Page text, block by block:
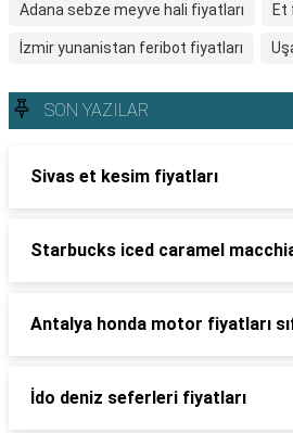
Adana sebze meyve hali fiyatları Et
İzmir yunanistan feribot fiyatları
SON YAZILAR
Sivas et kesim fiyatları
Starbucks iced caramel
Antalya honda motor fiyatları
İdo deniz seferleri fiyatları